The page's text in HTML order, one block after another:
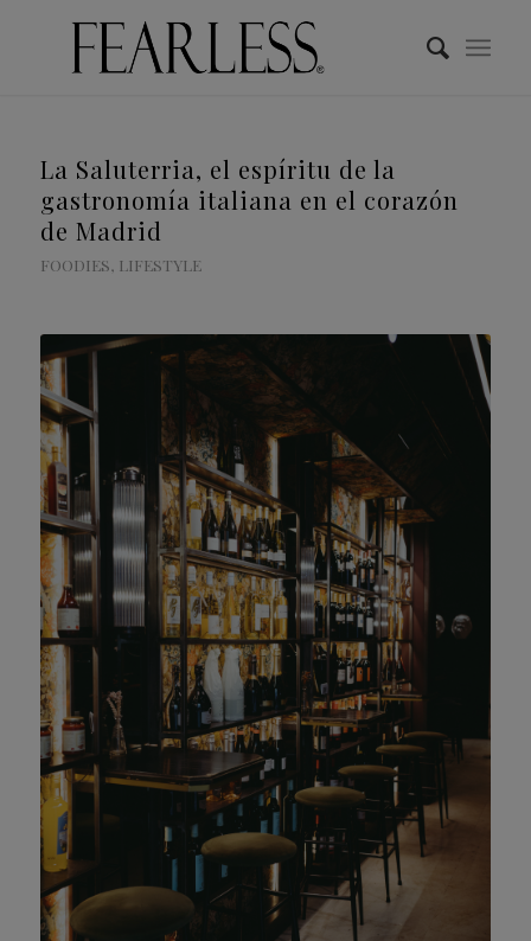
La Saluterria, el espíritu de la
gastronomía italiana en el corazón
de Madrid
FOODIES, LIFESTYLE